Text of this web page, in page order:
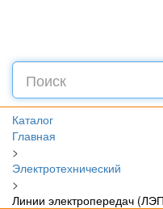
Каталог
Главная
>
Электротехнический
>
Линии электропередач